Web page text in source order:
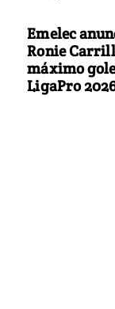
Emelec
Ronie
máximo
LigaPro